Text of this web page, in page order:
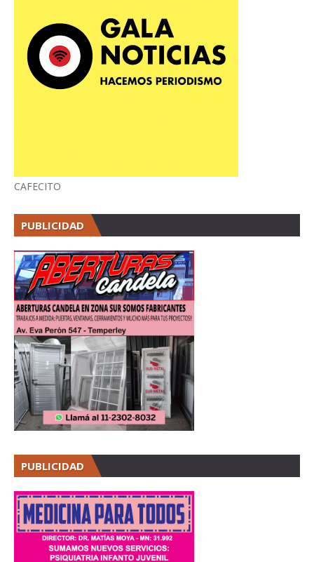
CAFECITO
PUBLICIDAD
PUBLICIDAD